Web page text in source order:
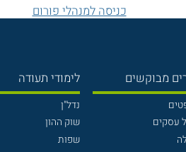
כניסה למנהלי פורום
מבוקשים
עסקים
לימודי תעודה
נדל"ן
שוק ההון
שפות